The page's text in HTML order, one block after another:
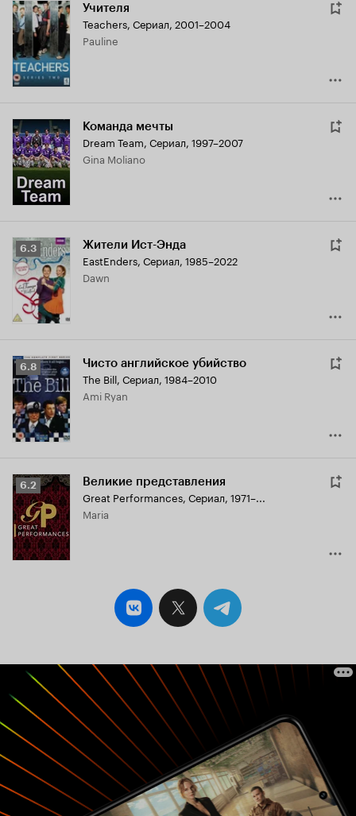
Учителя
Teachers, Сериал, 2001–2004
Pauline
Команда мечты
Dream Team, Сериал, 1997–2007
Gina Moliano
Рейтинг
Кинопоиска
6.3
6.3 Жители Ист-Энда
EastEnders, Сериал, 1985–2022
Dawn
Рейтинг
Кинопоиска
6.8
6.8 Чисто английское убийство
The Bill, Сериал, 1984–2010
Ami Ryan
Рейтинг
Кинопоиска
6.2
6.2 Великие представления
Great Performances, Сериал, 1971–...
Maria